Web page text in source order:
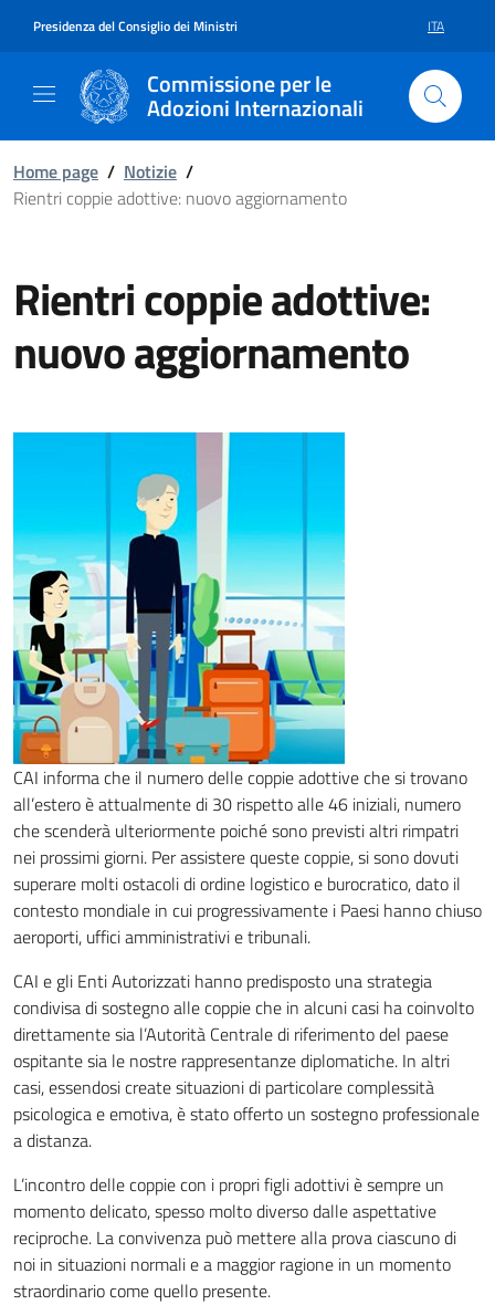
Presidenza del Consiglio dei Ministri ITA
Commissione per le
Adozioni Internazionali
Home page / Notizie /
Rientri coppie adottive: nuovo aggiornamento
Rientri coppie adottive:
nuovo aggiornamento
CAI informa che il numero delle coppie adottive che si trovano
all’estero è attualmente di 30 rispetto alle 46 iniziali, numero
che scenderà ulteriormente poiché sono previsti altri rimpatri
nei prossimi giorni. Per assistere queste coppie, si sono dovuti
superare molti ostacoli di ordine logistico e burocratico, dato il
contesto mondiale in cui progressivamente i Paesi hanno chiuso
aeroporti, uffici amministrativi e tribunali.
CAI e gli Enti Autorizzati hanno predisposto una strategia
condivisa di sostegno alle coppie che in alcuni casi ha coinvolto
direttamente sia l’Autorità Centrale di riferimento del paese
ospitante sia le nostre rappresentanze diplomatiche. In altri
casi, essendosi create situazioni di particolare complessità
psicologica e emotiva, è stato offerto un sostegno professionale
a distanza.
L’incontro delle coppie con i propri figli adottivi è sempre un
momento delicato, spesso molto diverso dalle aspettative
reciproche. La convivenza può mettere alla prova ciascuno di
noi in situazioni normali e a maggior ragione in un momento
straordinario come quello presente.